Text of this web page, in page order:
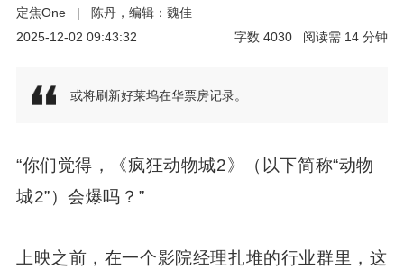
定焦One |
陈丹，编辑：魏佳
2025-12-02 09:43:32
分钟
14
阅读需
4030
字数
或将刷新好莱坞在华票房记录。
“你们觉得，《疯狂动物城2》（以下简称“动物
城2”）会爆吗？”
上映之前，在一个影院经理扎堆的行业群里，这